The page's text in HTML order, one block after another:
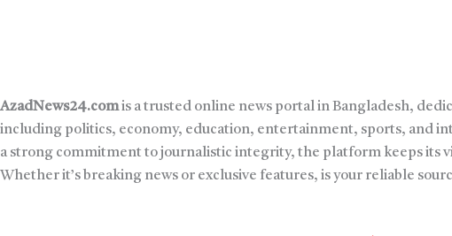
AzadNews24.comis a trusted online news portal in Bangladesh,
including politics, economy, education, entertainment, sports, and
a strong commitment to journalistic integrity, the platform keeps its
Whether it’s breaking news or exclusive features, is your reliable